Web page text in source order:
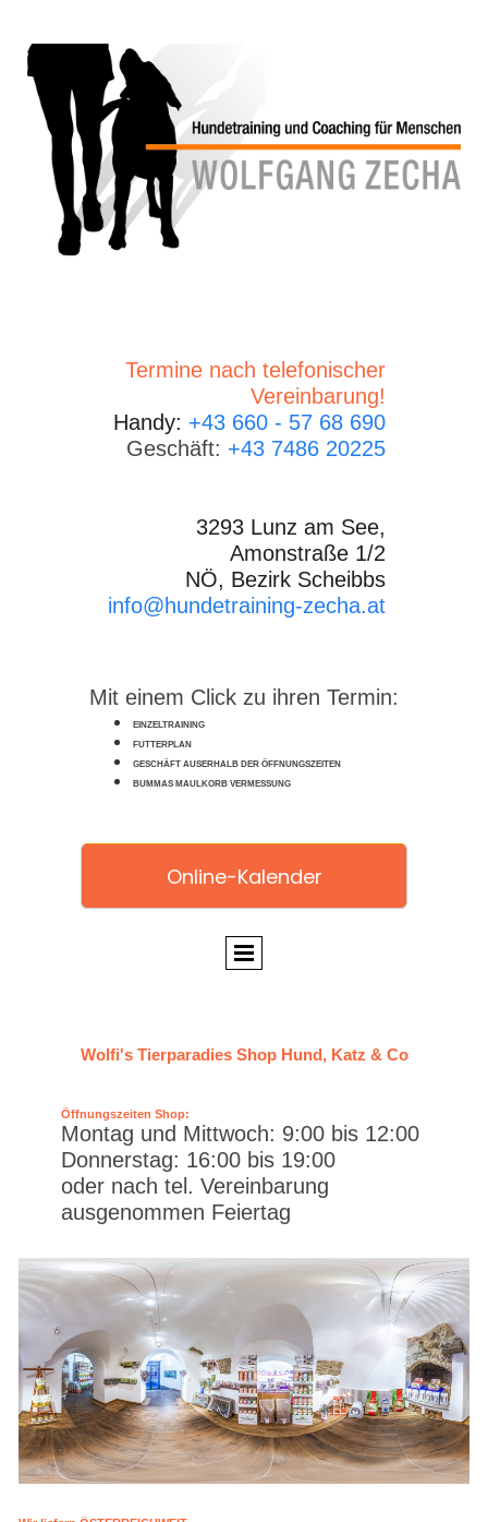
Termine nach telefonischer
Vereinbarung!
Handy: +43 660 - 57 68 690
Geschäft: +43 7486 20225
3293 Lunz am See,
Amonstraße 1/2
NÖ, Bezirk Scheibbs
info@hundetraining-zecha.at
Mit einem Click zu ihren Termin:
EINZELTRAINING
FUTTERPLAN
GESCHÄFT AUSERHALB DER ÖFFNUNGSZEITEN
BUMMAS MAULKORB VERMESSUNG
Online-Kalender
Wolfi's Tierparadies Shop Hund, Katz & Co
Öffnungszeiten Shop:
Montag und Mittwoch: 9:00 bis 12:00
Donnerstag: 16:00 bis 19:00
oder nach tel. Vereinbarung
ausgenommen Feiertag